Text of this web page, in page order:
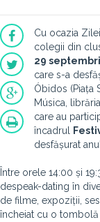
Cu ocazia
colegii din
29
care s-a
Óbidos (Piața
Música,
care au
încadrul
desfășurat
Între orele 14:00 și
despeak-dating în
de filme, expoziții,
încheiat cu o